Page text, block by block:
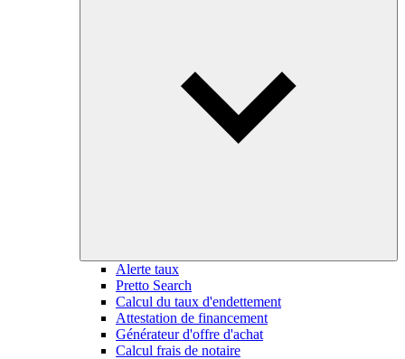
Alerte taux
Pretto Search
Calcul du taux d'endettement
Attestation de financement
Générateur d'offre d'achat
Calcul frais de notaire